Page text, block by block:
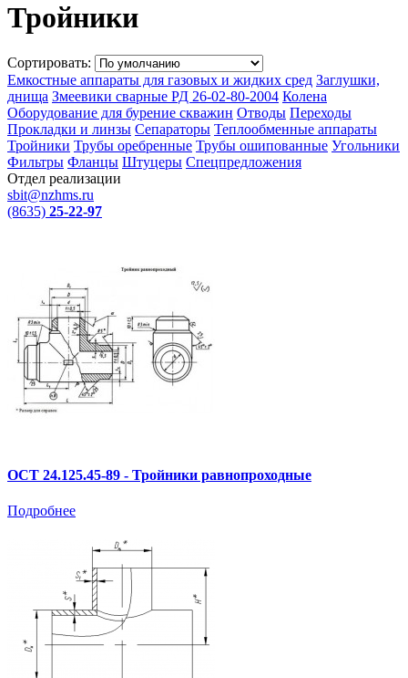
Тройники
Сортировать:
Емкостные аппараты для газовых и жидких сред Заглушки,
днища Змеевики сварные РД 26-02-80-2004 Колена
Оборудование для бурение скважин Отводы Переходы
Прокладки и линзы Сепараторы Теплообменные аппараты
Тройники Трубы оребренные Трубы ошипованные Угольники
Фильтры Фланцы Штуцеры Спецпредложения
Отдел реализации
sbit@nzhms.ru
(8635) 25-22-97
ОСТ 24.125.45-89 - Тройники равнопроходные
Подробнее